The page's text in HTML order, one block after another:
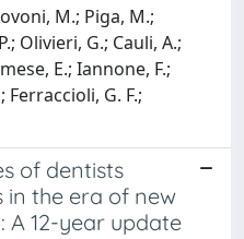
M.; Piga, M.;
Olivieri, G.; Cauli, A.;
E.; Iannone, F.;
Ferraccioli, G. F.;
of dentists
in the era of new
12-year update